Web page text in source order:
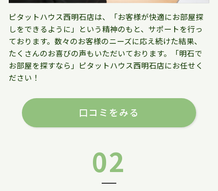
ピタットハウス西明石店は、「お客様が快適にお部屋探
しをできるように」という精神のもと、サポートを行っ
ております。数々のお客様のニーズに応え続けた結果、
たくさんのお喜びの声もいただいております。「明石で
お部屋を探すなら」ピタットハウス西明石店にお任せく
ださい！
口コミをみる
02